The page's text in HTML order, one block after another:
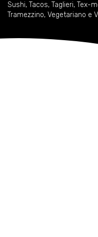
Sushi, Tacos, Taglieri, Tex-
Tramezzino, Vegetariano e